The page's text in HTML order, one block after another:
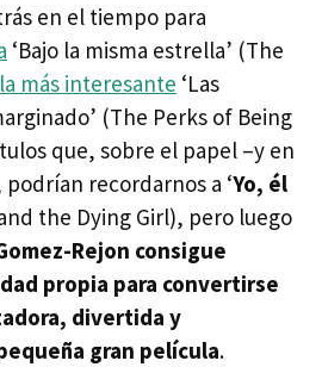
en el tiempo para
‘Bajo la misma estrella’ (The
la más interesante ‘Las
(The Perks of Being
que, sobre el papel –y en
recordarnos a ‘Yo, él
the Dying Girl), pero luego
Rejon consigue
propia para convertirse
divertida y
gran película.